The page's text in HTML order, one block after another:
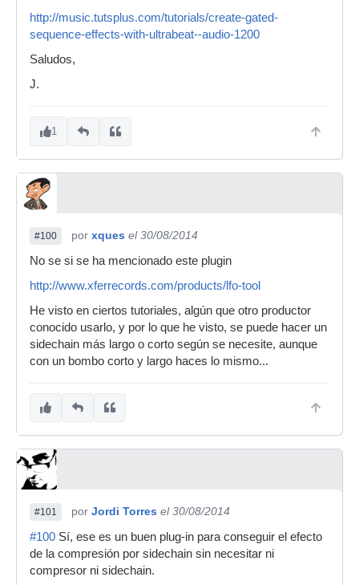
http://music.tutsplus.com/tutorials/create-gated-
sequence-effects-with-ultrabeat--audio-1200
Saludos,
J.
1
#100 por xques el 30/08/2014
No se si se ha mencionado este plugin
http://www.xferrecords.com/products/lfo-tool
He visto en ciertos tutoriales, algún que otro productor
conocido usarlo, y por lo que he visto, se puede hacer un
sidechain más largo o corto según se necesite, aunque
con un bombo corto y largo haces lo mismo...
#101 por Jordi Torres el 30/08/2014
#100 Sí, ese es un buen plug-in para conseguir el efecto
de la compresión por sidechain sin necesitar ni
compresor ni sidechain.